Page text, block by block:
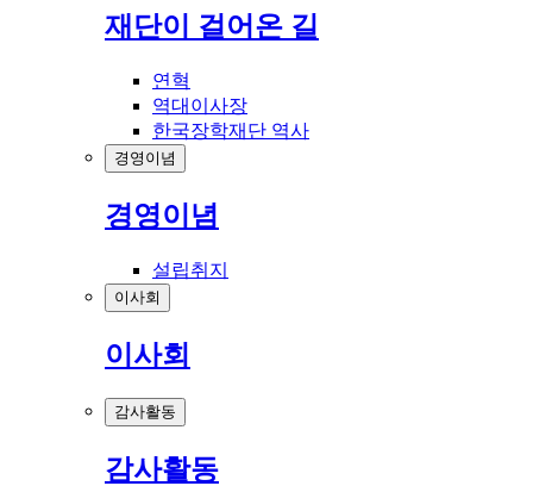
재단이 걸어온 길
연혁
역대이사장
한국장학재단 역사
경영이념
경영이념
설립취지
이사회
이사회
감사활동
감사활동